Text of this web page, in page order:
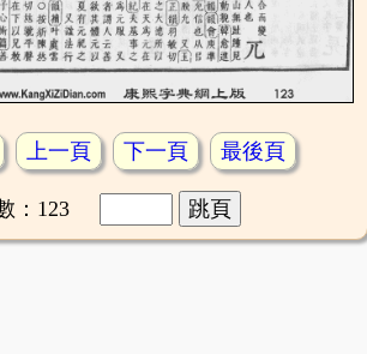
上一頁 下一頁 最後頁
：123